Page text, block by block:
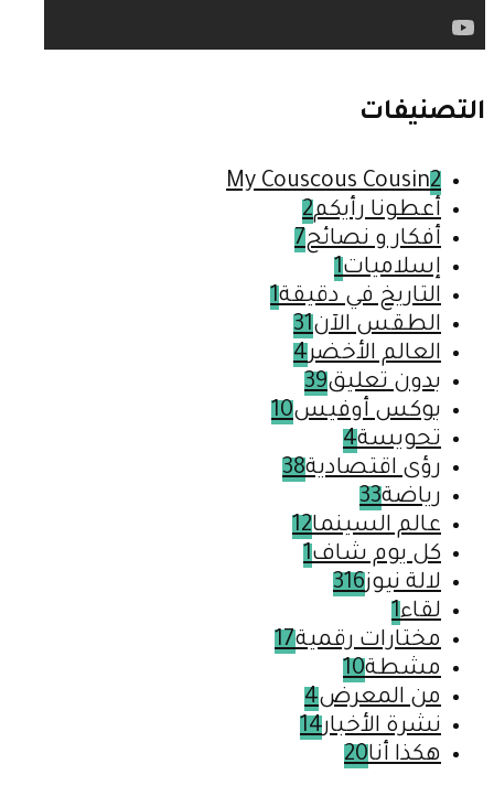
التصنيفات
My Couscous Cousin2
أعطونا رأيكم2
أفكار و نصائح7
إسلاميات1
التاريخ في دقيقة1
الطقس الآن31
العالم الأخضر4
بدون تعليق39
بوكس أوفيس10
تحويسة4
رؤى اقتصادية38
رياضة33
عالم السينما12
كل يوم شاف1
لالة نيوز316
لقاء1
مختارات رقمية17
مشطة10
من المعرض4
نشرة الأخبار14
هكذا أنا20